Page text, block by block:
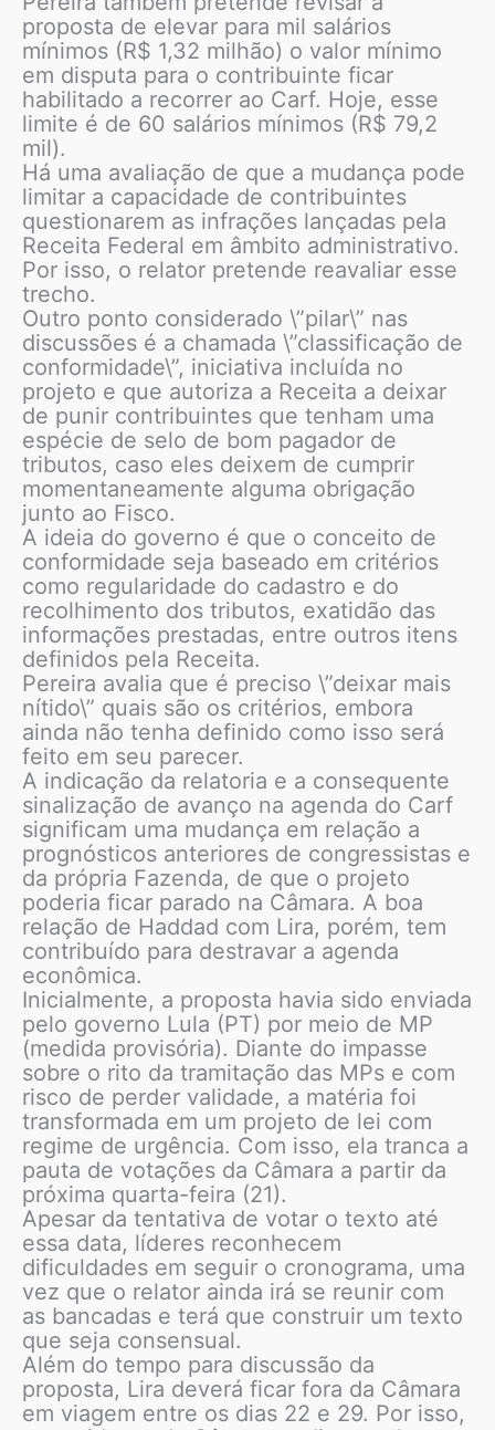
proposta de elevar para mil salários
mínimos (R$ 1,32 milhão) o valor mínimo
em disputa para o contribuinte ficar
habilitado a recorrer ao Carf. Hoje, esse
limite é de 60 salários mínimos (R$ 79,2
mil).
Há uma avaliação de que a mudança pode
limitar a capacidade de contribuintes
questionarem as infrações lançadas pela
Receita Federal em âmbito administrativo.
Por isso, o relator pretende reavaliar esse
trecho.
Outro ponto considerado \”pilar\” nas
discussões é a chamada \”classificação de
conformidade\”, iniciativa incluída no
projeto e que autoriza a Receita a deixar
de punir contribuintes que tenham uma
espécie de selo de bom pagador de
tributos, caso eles deixem de cumprir
momentaneamente alguma obrigação
junto ao Fisco.
A ideia do governo é que o conceito de
conformidade seja baseado em critérios
como regularidade do cadastro e do
recolhimento dos tributos, exatidão das
informações prestadas, entre outros itens
definidos pela Receita.
Pereira avalia que é preciso \”deixar mais
nítido\” quais são os critérios, embora
ainda não tenha definido como isso será
feito em seu parecer.
A indicação da relatoria e a consequente
sinalização de avanço na agenda do Carf
significam uma mudança em relação a
prognósticos anteriores de congressistas e
da própria Fazenda, de que o projeto
poderia ficar parado na Câmara. A boa
relação de Haddad com Lira, porém, tem
contribuído para destravar a agenda
econômica.
Inicialmente, a proposta havia sido enviada
pelo governo Lula (PT) por meio de MP
(medida provisória). Diante do impasse
sobre o rito da tramitação das MPs e com
risco de perder validade, a matéria foi
transformada em um projeto de lei com
regime de urgência. Com isso, ela tranca a
pauta de votações da Câmara a partir da
próxima quarta-feira (21).
Apesar da tentativa de votar o texto até
essa data, líderes reconhecem
dificuldades em seguir o cronograma, uma
vez que o relator ainda irá se reunir com
as bancadas e terá que construir um texto
que seja consensual.
Além do tempo para discussão da
proposta, Lira deverá ficar fora da Câmara
em viagem entre os dias 22 e 29. Por isso,